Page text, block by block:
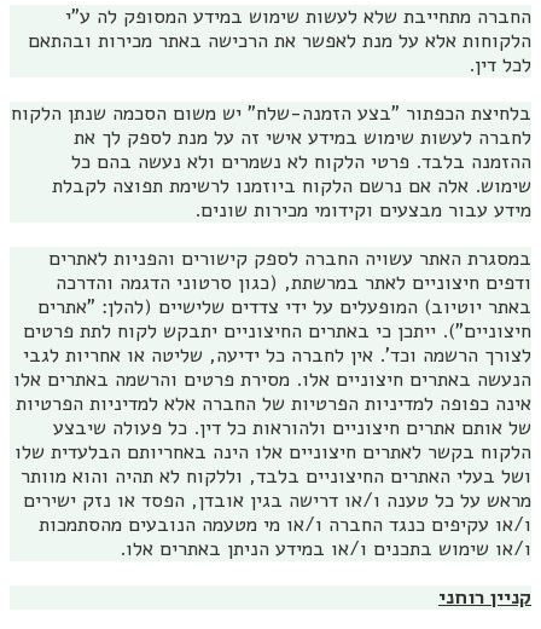
החברה מתחייבת שלא לעשות שימוש במידע המסופק לה ע"י
הלקוחות אלא על מנת לאפשר את הרכישה באתר מכירות ובהתאם
לכל דין.
בלחיצת הכפתור "בצע הזמנה-שלח" יש משום הסכמה שנתן הלקוח
לחברה לעשות שימוש במידע אישי זה על מנת לספק לך את
ההזמנה בלבד. פרטי הלקוח לא נשמרים ולא נעשה בהם כל
שימוש. אלה אם נרשם הלקוח ביוזמנו לרשימת תפוצה לקבלת
מידע עבור מבצעים וקידומי מכירות שונים.
במסגרת האתר עשויה החברה לספק קישורים והפניות לאתרים
ודפים חיצוניים לאתר במרשתת, (כגון סרטוני הדגמה והדרכה
באתר יוטיוב) המופעלים על ידי צדדים שלישיים (להלן: "אתרים
חיצוניים"). ייתכן כי באתרים החיצוניים יתבקש לקוח לתת פרטים
לצורך הרשמה וכד'. אין לחברה כל ידיעה, שליטה או אחריות לגבי
הנעשה באתרים חיצוניים אלו. מסירת פרטים והרשמה באתרים אלו
אינה כפופה למדיניות הפרטיות של החברה אלא למדיניות הפרטיות
של אותם אתרים חיצוניים ולהוראות כל דין. כל פעולה שיבצע
הלקוח בקשר לאתרים חיצוניים אלו הינה באחריותם הבלעדית שלו
ושל בעלי האתרים החיצוניים בלבד, וללקוח לא תהיה והוא מוותר
מראש על כל טענה ו/או דרישה בגין אובדן, הפסד או נזק ישירים
ו/או עקיפים כנגד החברה ו/או מי מטעמה הנובעים מהסתמכות
ו/או שימוש בתכנים ו/או במידע הניתן באתרים אלו.
קניין רוחני